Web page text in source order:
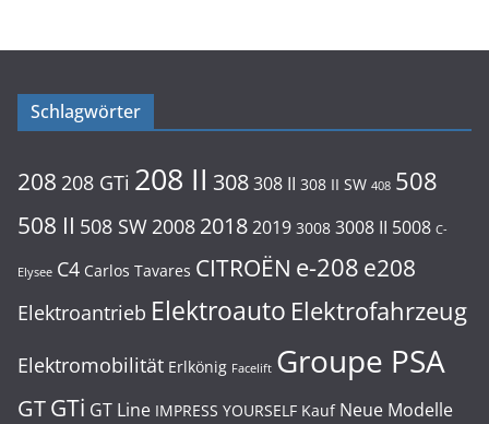
Schlagwörter
208 208 GTi 208 II 308308 II 308 II SW 408 508
508 II 508 SW 2008 20182019 3008 3008 II 5008 C-
Elysee C4 Carlos Tavares CITROËN e-208 e208
Elektroantrieb Elektroauto Elektrofahrzeug
Elektromobilität Erlkönig Facelift Groupe PSA
GTGTi GT Line IMPRESS YOURSELF Kauf Neue Modelle